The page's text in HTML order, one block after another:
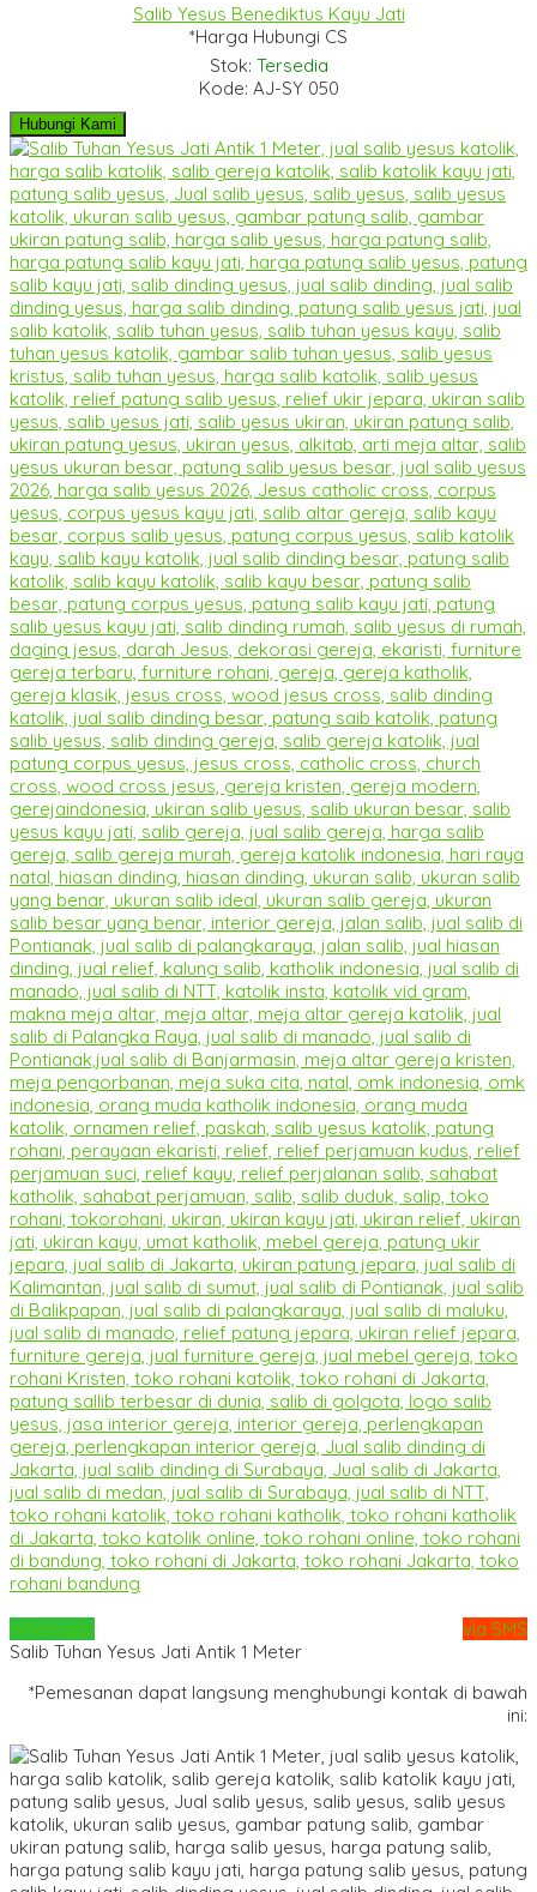
Salib Yesus Benediktus Kayu Jati
*Harga Hubungi CS
Stok: Tersedia
Kode: AJ-SY 050
Hubungi Kami
Whatsapp
via SMS
Salib Tuhan Yesus Jati Antik 1 Meter
*Pemesanan dapat langsung menghubungi kontak di bawah
ini: